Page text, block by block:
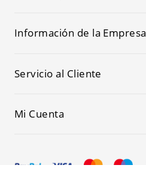
Información de la Empresa
Servicio al Cliente
Mi Cuenta